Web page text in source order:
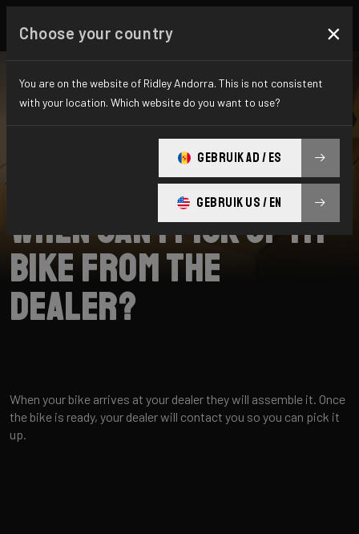
When can I pick up my
bike from the
dealer?
When your bike arrives at your dealer they will assemble it. Once
the bike is ready, your dealer will contact you so you can pick it
up.
Choose your country ×
You are on the website of Ridley Andorra. This is not consistent
with your location. Which website do you want to use?
GEBRUIK AD / ES
GEBRUIK US / EN